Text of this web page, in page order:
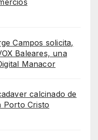
Campos solicita,
Baleares, una
Manacor
calcinado de
Porto Cristo